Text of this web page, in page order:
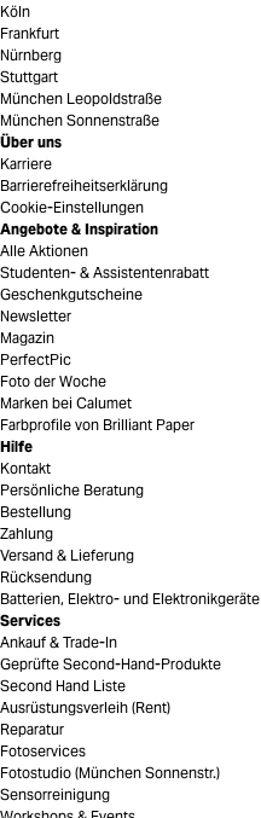
Köln
Frankfurt
Nürnberg
Stuttgart
München Leopoldstraße
München Sonnenstraße
Über uns
Karriere
Barrierefreiheitserklärung
Cookie-Einstellungen
Angebote & Inspiration
Alle Aktionen
Studenten- & Assistentenrabatt
Geschenkgutscheine
Newsletter
Magazin
PerfectPic
Foto der Woche
Marken bei Calumet
Farbprofile von Brilliant Paper
Hilfe
Kontakt
Persönliche Beratung
Bestellung
Zahlung
Versand & Lieferung
Rücksendung
Batterien, Elektro- und Elektronikgeräte
Services
Ankauf & Trade-In
Geprüfte Second-Hand-Produkte
Second Hand Liste
Ausrüstungsverleih (Rent)
Reparatur
Fotoservices
Fotostudio (München Sonnenstr.)
Sensorreinigung